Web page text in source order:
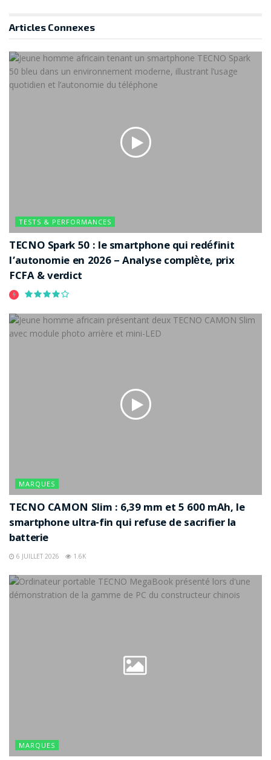
Articles Connexes
TESTS & PERFORMANCES
TECNO Spark 50 : le smartphone qui redéfinit
l’autonomie en 2026 – Analyse complète, prix
FCFA & verdict
MARQUES
TECNO CAMON Slim : 6,39 mm et 5 600 mAh, le
smartphone ultra-fin qui refuse de sacrifier la
batterie
6 JUILLET 2026 1.6K
MARQUES